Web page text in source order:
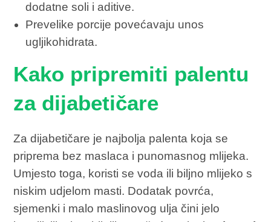
dodatne soli i aditive.
Prevelike porcije povećavaju unos
ugljikohidrata.
Kako pripremiti palentu
za dijabetičare
Za dijabetičare je najbolja palenta koja se
priprema bez maslaca i punomasnog mlijeka.
Umjesto toga, koristi se voda ili biljno mlijeko s
niskim udjelom masti. Dodatak povrća,
sjemenki i malo maslinovog ulja čini jelo